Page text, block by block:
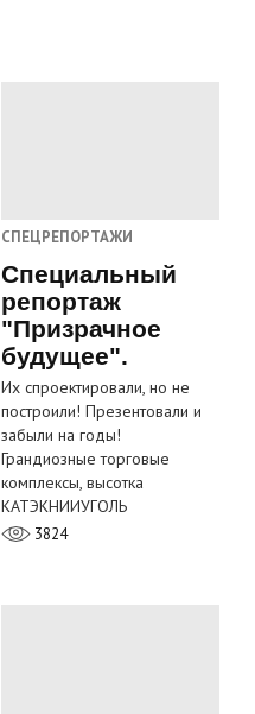
СПЕЦРЕПОРТАЖИ
Специальный
репортаж
"Призрачное
будущее".
Их спроектировали, но не
построили! Презентовали и
забыли на годы!
Грандиозные торговые
комплексы, высотка
КАТЭКНИИУГОЛЬ
3824